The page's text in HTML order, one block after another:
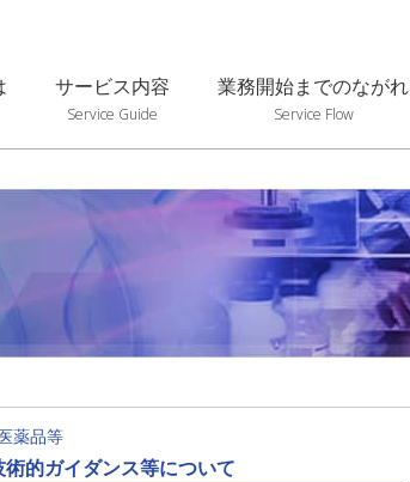
サービス内容
Service Guide
業務開始までのながれ
Service Flow
医薬品等
的ガイダンス等について